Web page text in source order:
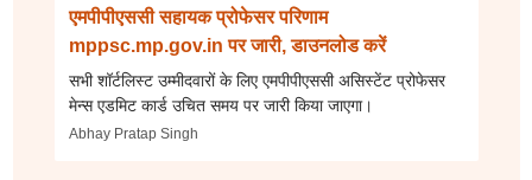
एमपीपीएससी सहायक प्रोफेसर परिणाम
mppsc.mp.gov.in पर जारी, डाउनलोड करें
सभी शॉर्टलिस्ट उम्मीदवारों के लिए एमपीपीएससी असिस्टेंट प्रोफेसर
मेन्स एडमिट कार्ड उचित समय पर जारी किया जाएगा।
Abhay Pratap Singh